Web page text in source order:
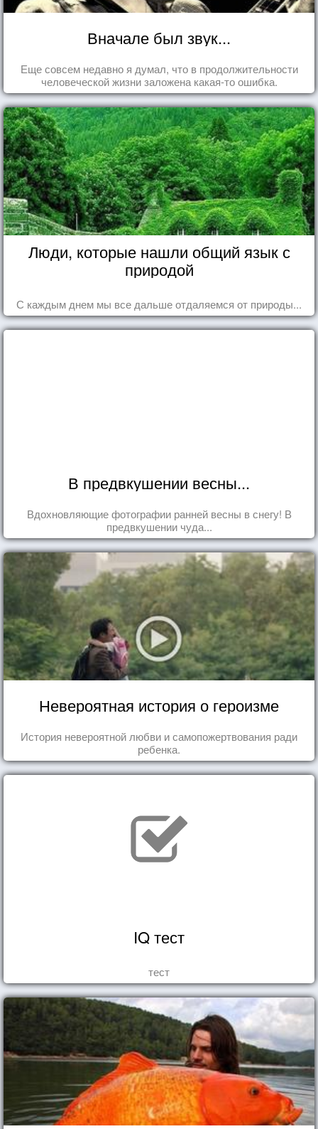
Вначале был звук...
Еще совсем недавно я думал, что в продолжительности
человеческой жизни заложена какая-то ошибка.
Люди, которые нашли общий язык с
природой
С каждым днем мы все дальше отдаляемся от природы...
В предвкушении весны...
Вдохновляющие фотографии ранней весны в снегу! В
предвкушении чуда...
Невероятная история о героизме
История невероятной любви и самопожертвования ради
ребенка.
IQ тест
тест